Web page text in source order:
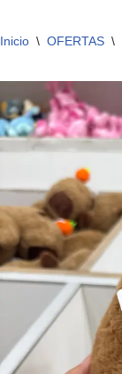
Inicio \ OFERTAS \